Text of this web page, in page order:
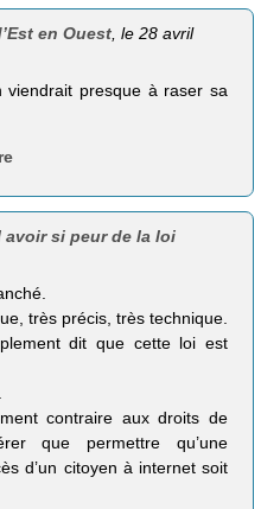
en Ouest , le 28 avril
presque à raser sa
avoir si peur de la loi
très précis, très technique.
dit que cette loi est
contraire aux droits de
que permettre qu’une
d’un citoyen à internet soit